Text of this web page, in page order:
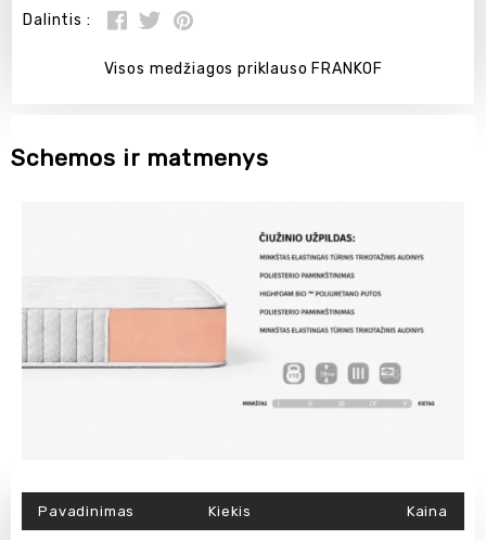
Dalintis :
Visos medžiagos priklauso FRANKOF
Schemos ir matmenys
Pavadinimas Kiekis Kaina